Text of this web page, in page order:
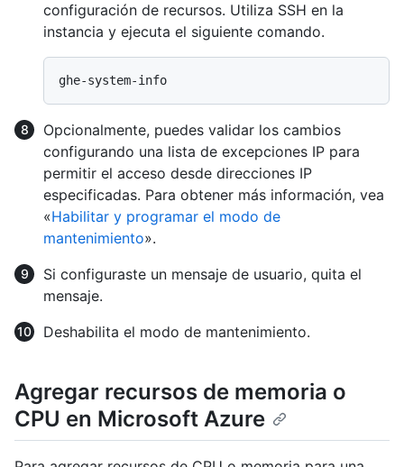
configuración de recursos. Utiliza SSH en la
instancia y ejecuta el siguiente comando.
Opcionalmente, puedes validar los cambios
configurando una lista de excepciones IP para
permitir el acceso desde direcciones IP
especificadas. Para obtener más información, vea
«Habilitar y programar el modo de
mantenimiento».
Si configuraste un mensaje de usuario, quita el
mensaje.
Deshabilita el modo de mantenimiento.
Agregar recursos de memoria o
CPU en Microsoft Azure